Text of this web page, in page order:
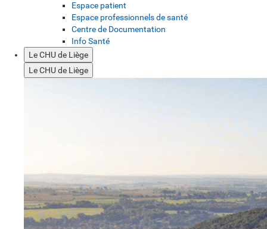
Espace patient
Espace professionnels de santé
Centre de Documentation
Info Santé
Le CHU de Liège
Le CHU de Liège